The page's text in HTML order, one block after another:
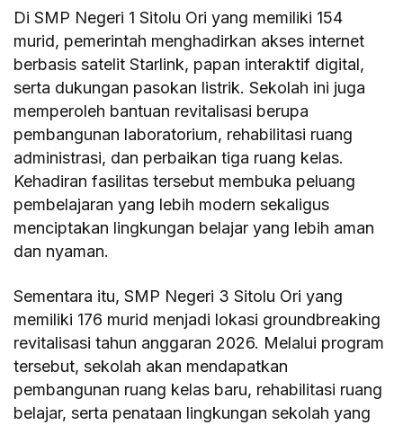
Di SMP Negeri 1 Sitolu Ori yang memiliki 154
murid, pemerintah menghadirkan akses internet
berbasis satelit Starlink, papan interaktif digital,
serta dukungan pasokan listrik. Sekolah ini juga
memperoleh bantuan revitalisasi berupa
pembangunan laboratorium, rehabilitasi ruang
administrasi, dan perbaikan tiga ruang kelas.
Kehadiran fasilitas tersebut membuka peluang
pembelajaran yang lebih modern sekaligus
menciptakan lingkungan belajar yang lebih aman
dan nyaman.
Sementara itu, SMP Negeri 3 Sitolu Ori yang
memiliki 176 murid menjadi lokasi groundbreaking
revitalisasi tahun anggaran 2026. Melalui program
tersebut, sekolah akan mendapatkan
pembangunan ruang kelas baru, rehabilitasi ruang
belajar, serta penataan lingkungan sekolah yang